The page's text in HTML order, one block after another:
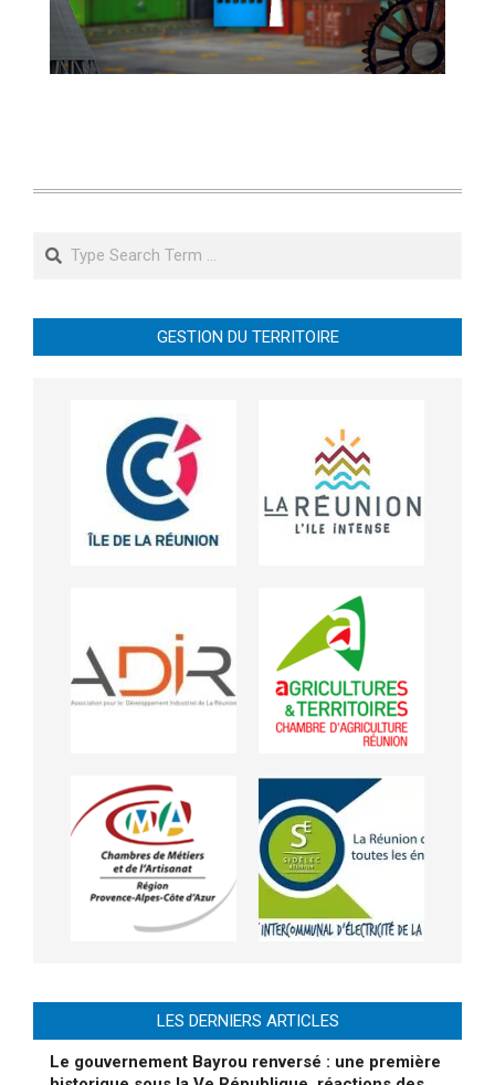
Search
GESTION DU TERRITOIRE
LES DERNIERS ARTICLES
Le gouvernement Bayrou renversé : une première